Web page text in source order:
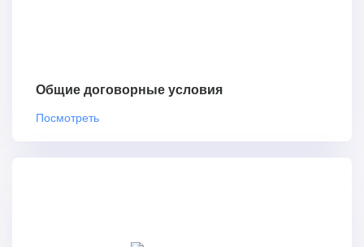
Общие договорные условия
Посмотреть